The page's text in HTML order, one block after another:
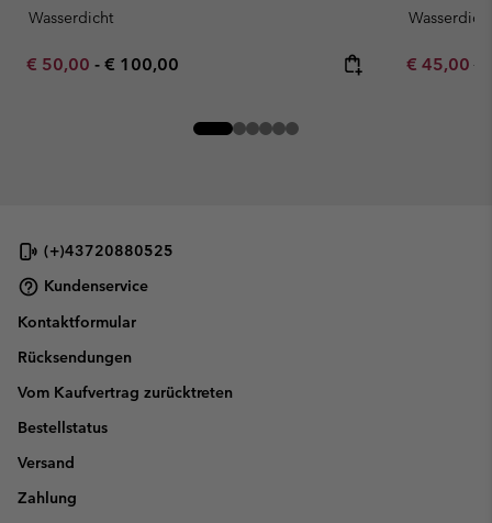
Wasserdicht
Minimum sale price:
€ 50,00 - Maximum price:
€ 100,00
Wasserdicht
Sale price:
€ 45,00€
(+)43720880525
Kundenservice
Kontaktformular
Rücksendungen
Vom Kaufvertrag zurücktreten
Bestellstatus
Versand
Zahlung